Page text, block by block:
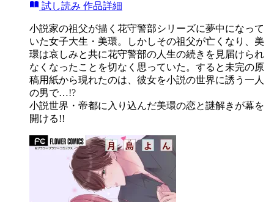
試し読み 作品詳細
小説家の祖父が描く花守警部シリーズに夢中になって
いた女子大生・美環。しかしその祖父が亡くなり、美
環は哀しみと共に花守警部の人生の続きを見届けられ
なくなったことを切なく思っていた。すると未完の原
稿用紙から現れたのは、彼女を小説の世界に誘う一人
の男で…!?
小説世界・帝都に入り込んだ美環の恋と謎解きが幕を
開ける!!